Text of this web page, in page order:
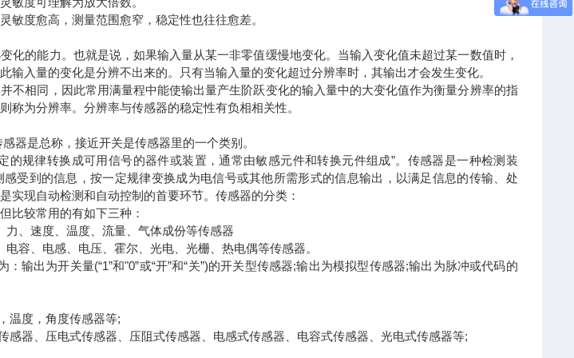
敏度愈高，测量范围愈窄，稳定性也往往愈差。
化的能力。也就是说，如果输入量从某一非零值缓慢地变化。当输入变化值未超过某一数值时，
输入量的变化是分辨不出来的。只有当输入量的变化超过分辨率时，其输出才会发生变化。
不相同，因此常用满量程中能使输出量产生阶跃变化的输入量中的大变化值作为衡量分辨率的指
称为分辨率。分辨率与传感器的稳定性有负相相关性。
器是总称，接近开关是传感器里的一个类别。
的规律转换成可用信号的器件或装置，通常由敏感元件和转换元件组成”。传感器是一种检测装
受到的信息，按一定规律变换成为电信号或其他所需形式的信息输出，以满足信息的传输、处
实现自动检测和自动控制的首要环节。传感器的分类：
比较常用的有如下三种：
、速度、温度、流量、气体成份等传感器
容、电感、电压、霍尔、光电、光栅、热电偶等传感器。
输出为开关量(“1”和"0”或“开”和“关”)的开关型传感器;输出为模拟型传感器;输出为脉冲或代码的
温度，角度传感器等;
感器、压电式传感器、压阻式传感器、电感式传感器、电容式传感器、光电式传感器等;